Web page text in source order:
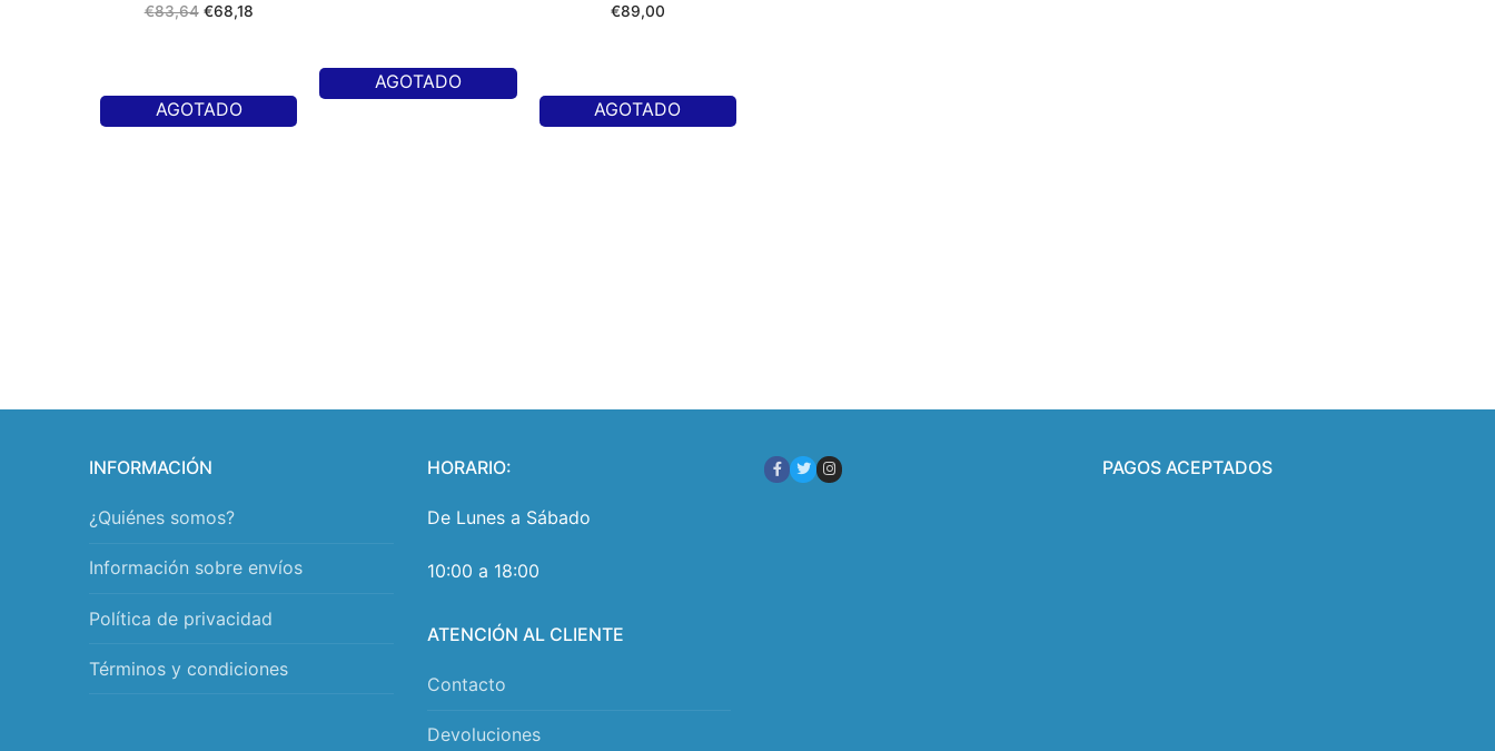
€83,64 €68,18
AGOTADO
AGOTADO
€89,00
AGOTADO
INFORMACIÓN
¿Quiénes somos?
Información sobre envíos
Política de privacidad
Términos y condiciones
HORARIO:
De Lunes a Sábado
10:00 a 18:00
ATENCIÓN AL CLIENTE
Contacto
Devoluciones
PAGOS ACEPTADOS